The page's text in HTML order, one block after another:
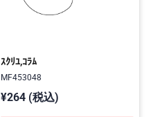
ｽｸﾘﾕ,ｺﾗﾑ
MF453048
¥264 (税込)